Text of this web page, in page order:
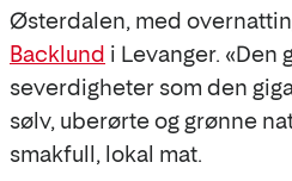
Østerdalen, med
Backlund i Levanger. «Den
severdigheter som den
sølv, uberørte og grønne
smakfull, lokal mat.